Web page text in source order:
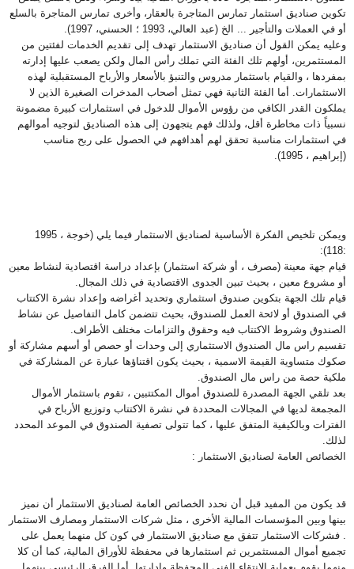
تكوين صناديق استثمار تمارس المتاجرة بالعقار، وأخرى تمارس المتاجرة بالسلع
أو في العملات والتأجير ... الخ (عبد العالي، 1993 ؛ الحسني، 1997
).
وعليه يمكن القول أن صناديق الاستثمار تهدف إلى تقديم الخدمات لفئتين من
المستثمرين، أولهم تلك الفئة التي تملك رأس المال ولكن يصعب عليها إدارته
بمفردها ، والقيام باستثمار مدروس والتنبؤ بالأسعار والأرباح المستقبلية لهذه
الاستثمارات. أما الفئة الثانية فهي تمثل أصحاب المدخرات الصغيرة الذين لا
يملكون القدر الكافي من رؤوس الأموال للدخول في استثمارات كبيرة مضمونة
نسبياً ذات مخاطرة أقل، ولذلك فهم يتجهون إلى هذه الصناديق لتوجيه أموالهم
في استثمارات مناسبة تحقق لهم أهدافهم في الحصول على ربح مناسب
(إبراهيم ، 1995
).
ويمكن تلخيص الفكرة الأساسية لصناديق الاستثمار فيما يلي (خوجة ، 1995
:118
):
قيام جهة معينة (مصرف ، أو شركة استثمار) بإعداد دراسة اقتصادية لنشاط معين
أو مشروع معين ، بحيث تبين الجدوى الاقتصادية في ذلك المجال
قيام تلك الجهة بتكوين صندوق استثماري وتحديد أغراضه وإعداد نشرة الاكتتاب
في الصندوق أو لائحة العمل للصندوق، بحيث تتضمن كامل التفاصيل عن نشاط
الصندوق وشروط الاكتتاب فيه وحقوق والتزامات مختلف الأطراف
تقسيم راس مال الصندوق الاستثماري إلى وحدات أو حصص أو أسهم مشاركة أو
صكوك متساوية القيمة الاسمية ، بحيث يكون اقتناؤها عبارة عن المشاركة في
ملكية حصة من راس مال الصندوق
بعد تلقي الجهة المصدرة للصندوق أموال المكتتبين ، تقوم باستثمار الأموال
المجمعة لديها في المجالات المحددة في نشرة الاكتتاب وتوزيع الأرباح في
الفترات وبالكيفية المتفق عليها ، كما تتولى تصفية الصندوق في الموعد المحدد
لذلك
الخصائص العامة لصناديق الاستثمار :
قد يكون من المفيد قبل أن نحدد الخصائص العامة لصناديق الاستثمار أن نميز
بينها وبين المؤسسات المالية الأخرى ، مثل شركات الاستثمار ومصارف الاستثمار
. فشركات الاستثمار تتفق مع صناديق الاستثمار في كون كل منهما يعمل على
تجميع أموال المستثمرين ثم استثمارها في محفظة للأوراق المالية، كما أن كلا